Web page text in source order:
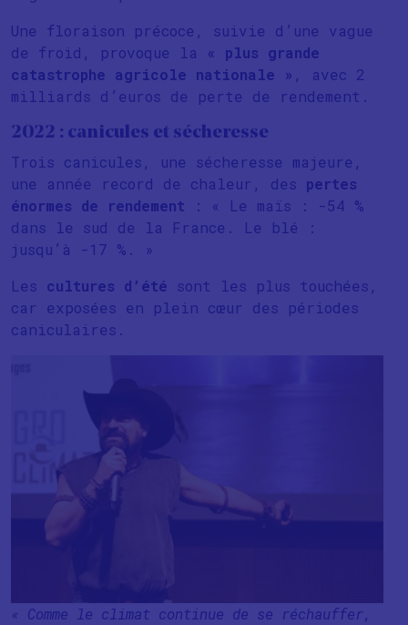
Une floraison précoce, suivie d’une
vague
de froid, provoque la « plus grande
catastrophe agricole nationale » , avec 2
milliards d’euros de perte de rendement.
2022 : canicules et sécheresse
Trois canicules, une sécheresse majeure,
une année record de chaleur, des pertes
énormes de rendement : « Le maïs : -54 %
dans le sud de la France. Le blé :
jusqu’à -17 %. »
Les cultures d’été sont les plus touchées,
car exposées en plein cœur des périodes
caniculaires.
« Comme le climat continue de se réchauffer,